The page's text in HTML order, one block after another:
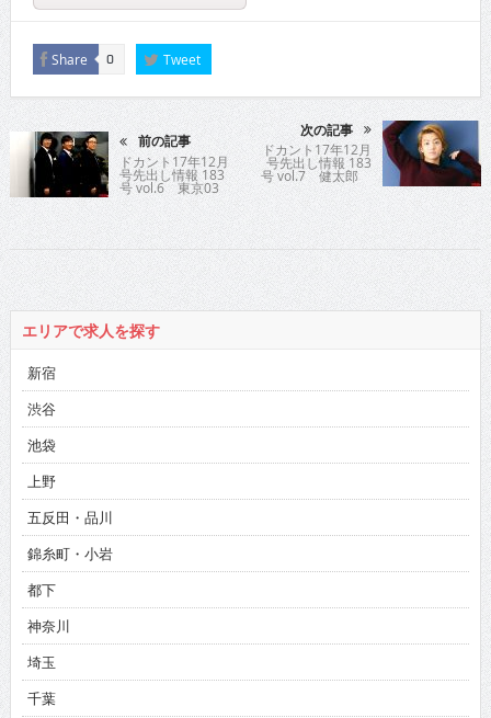
Share 0 Tweet
前の記事
ドカント17年12月
号先出し情報 183
号 vol.6 東京03
次の記事
ドカント17年12月
号先出し情報 183
号 vol.7 健太郎
エリアで求人を探す
新宿
渋谷
池袋
上野
五反田・品川
錦糸町・小岩
都下
神奈川
埼玉
千葉